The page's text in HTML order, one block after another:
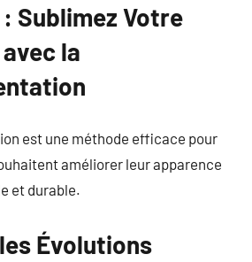
Sublimez Votre
la
est une méthode efficace pour
améliorer leur apparence
et durable.
Évolutions